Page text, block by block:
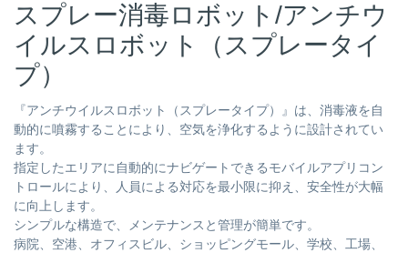
スプレー消毒ロボット/アンチウ
イルスロボット（スプレータイ
プ）
『アンチウイルスロボット（スプレータイプ）』は、消毒液を自
動的に噴霧することにより、空気を浄化するように設計されてい
ます。
指定したエリアに自動的にナビゲートできるモバイルアプリコン
トロールにより、人員による対応を最小限に抑え、安全性が大幅
に向上します。
シンプルな構造で、メンテナンスと管理が簡単です。
病院、空港、オフィスビル、ショッピングモール、学校、工場、